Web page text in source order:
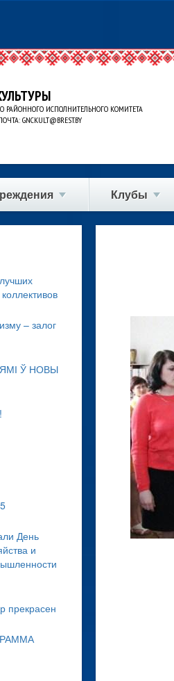
РАЙОННОГО ИСПОЛНИТЕЛЬНОГО КОМИТЕТА
GNCKULT@BREST.BY
Клубы
– залог
Ў НОВЫ
День
и
прекрасен